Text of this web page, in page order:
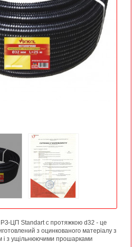
ЦП Standart c протяжкою d32 - це
з оцинкованого матеріалу з
і з ущільнюючими прошарками